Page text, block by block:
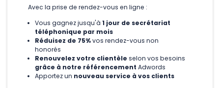
Avec la prise de rendez-vous en ligne :
Vous gagnez jusqu'à 1 jour de secrétariat
téléphonique par mois
Réduisez de 75%vos rendez-vous non
honorés
Renouvelez votre clientèle selon vos besoins
grâce à notre référencement Adwords
Apportez un nouveau service à vos clients